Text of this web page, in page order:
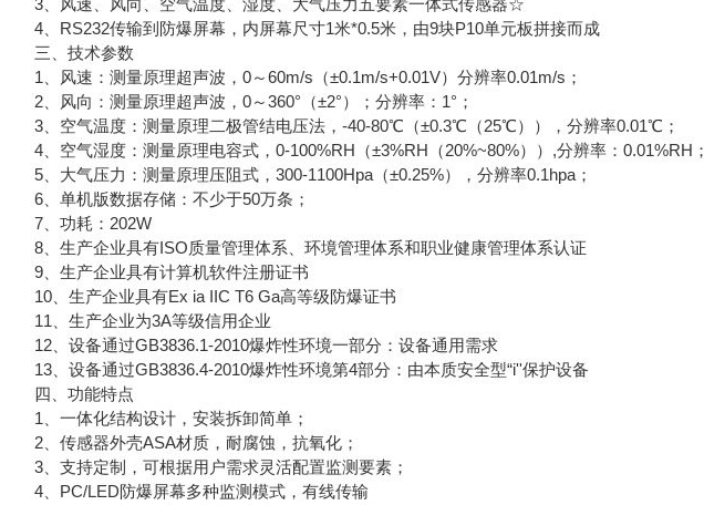
3、风速、风向、空气温度、湿度、大气压力五要素一体式传感器☆
4、RS232传输到防爆屏幕，内屏幕尺寸1米*0.5米，由9块P10单元板拼接而成
三、技术参数
1、风速：测量原理超声波，0～60m/s（±0.1m/s+0.01V）分辨率0.01m/s；
2、风向：测量原理超声波，0～360°（±2°）；分辨率：1°；
3、空气温度：测量原理二极管结电压法，-40-80℃（±0.3℃（25℃）），分辨率0.01℃；
4、空气湿度：测量原理电容式，0-100%RH（±3%RH（20%~80%））,分辨率：0.01%RH；
5、大气压力：测量原理压阻式，300-1100Hpa（±0.25%），分辨率0.1hpa；
6、单机版数据存储：不少于50万条；
7、功耗：202W
8、生产企业具有ISO质量管理体系、环境管理体系和职业健康管理体系认证
9、生产企业具有计算机软件注册证书
10、生产企业具有Ex ia IIC T6 Ga高等级防爆证书
11、生产企业为3A等级信用企业
12、设备通过GB3836.1-2010爆炸性环境一部分：设备通用需求
13、设备通过GB3836.4-2010爆炸性环境第4部分：由本质安全型“i''保护设备
四、功能特点
1、一体化结构设计，安装拆卸简单；
2、传感器外壳ASA材质，耐腐蚀，抗氧化；
3、支持定制，可根据用户需求灵活配置监测要素；
4、PC/LED防爆屏幕多种监测模式，有线传输